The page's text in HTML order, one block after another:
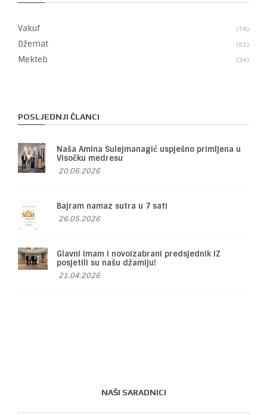
Vakuf 74
Džemat 62
Mekteb 34
POSLJEDNJI ČLANCI
Naša Amina Sulejmanagić uspješno primljena u
Visočku medresu
20.06.2026
Bajram namaz sutra u 7 sati
26.05.2026
Glavni imam i novoizabrani predsjednik IZ
posjetili su našu džamiju!
21.04.2026
NAŠI SARADNICI